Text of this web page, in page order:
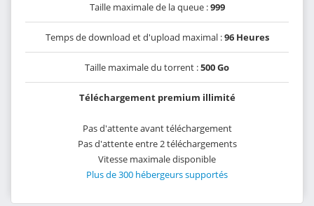
Taille maximale de la queue :999
Temps de download et d'upload maximal :96 Heures
Taille maximale du torrent :500 Go
Téléchargement premium illimité
Pas d'attente avant téléchargement
Pas d'attente entre 2 téléchargements
Vitesse maximale disponible
Plus de 300 hébergeurs supportés